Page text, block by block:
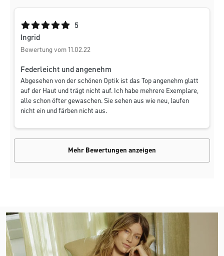
Durchschnittliche Bewertung von 5 von 5 Sternen
5
Ingrid
Bewertung vom 11.02.22
Federleicht und angenehm
Abgesehen von der schönen Optik ist das Top angenehm glatt
auf der Haut und trägt nicht auf. Ich habe mehrere Exemplare,
alle schon öfter gewaschen. Sie sehen aus wie neu, laufen
nicht ein und färben nicht aus.
Mehr Bewertungen anzeigen